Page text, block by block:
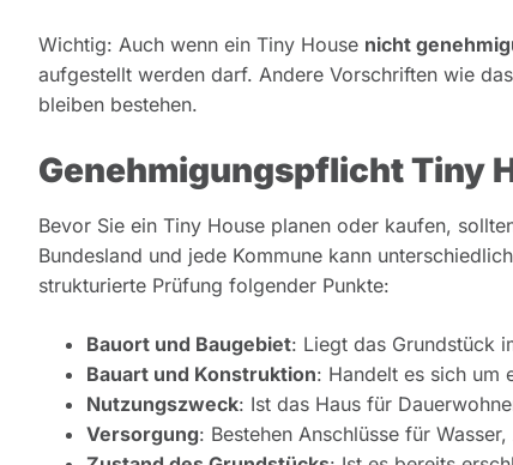
Wichtig: Auch wenn ein Tiny House nicht
aufgestellt werden darf. Andere Vorschriften wie
bleiben bestehen.
Genehmigungspflicht Tiny
Bevor Sie ein Tiny House planen oder kaufen,
Bundesland und jede Kommune kann
strukturierte Prüfung folgender Punkte:
Bauort und Baugebiet: Liegt das Grundstück
Bauart und Konstruktion: Handelt es sich um
Nutzungszweck: Ist das Haus für
Versorgung: Bestehen Anschlüsse für